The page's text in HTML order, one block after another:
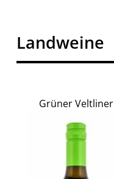
Landweine
Grüner Veltliner